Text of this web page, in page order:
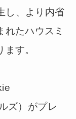
し、より内省
たハウスミ
す。
ズ）がプレ